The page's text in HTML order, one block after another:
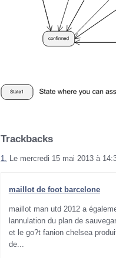
Trackbacks
1. Le mercredi 15 mai 2013 à
maillot de foot barcelone
maillot man utd 2012 a
lannulation du plan de
et le go?t fanion chelsea
de...